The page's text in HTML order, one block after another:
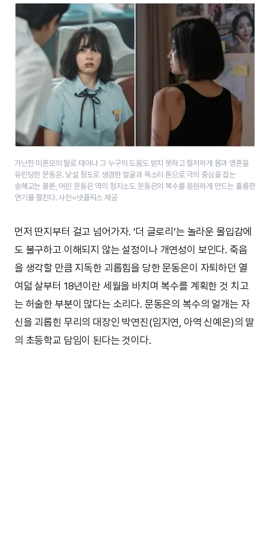
가난한 미혼모의 딸로 태어나 그 누구의 도움도 받지 못하고 철저하게 몸과 영혼을
유린당한 문동은. 낯설 정도로 생경한 얼굴과 목소리 톤으로 극의 중심을 잡는
송혜교는 물론, 어린 문동은 역의 정지소도 문동은의 복수를 응원하게 만드는 훌륭한
연기를 펼친다. 사진=넷플릭스 제공
먼저 딴지부터 걸고 넘어가자. ‘더 글로리’는 놀라운 몰입감에
도 불구하고 이해되지 않는 설정이나 개연성이 보인다. 죽음
을 생각할 만큼 지독한 괴롭힘을 당한 문동은이 자퇴하던 열
여덟 살부터 18년이란 세월을 바치며 복수를 계획한 것 치고
는 허술한 부분이 많다는 소리다. 문동은의 복수의 얼개는 자
신을 괴롭힌 무리의 대장인 박연진(임지연, 아역 신예은)의 딸
의 초등학교 담임이 된다는 것이다.